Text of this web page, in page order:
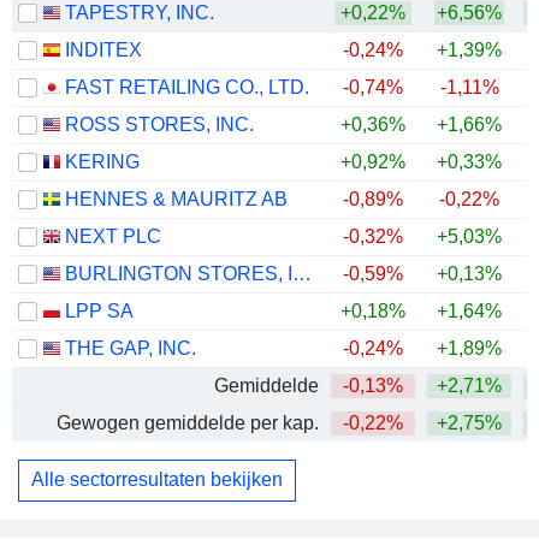
TAPESTRY, INC. +0,22% +6,56%
INDITEX
-0,24% +1,39%
FAST RETAILING CO., LTD.
-0,74% -1,11%
ROSS STORES, INC.
+0,36% +1,66%
KERING
+0,92% +0,33%
HENNES & MAURITZ AB
-0,89% -0,22%
NEXT PLC
-0,32% +5,03%
BURLINGTON STORES, INC.
-0,59% +0,13%
LPP SA
+0,18% +1,64%
THE GAP, INC.
-0,24% +1,89%
Gemiddelde
-0,13% +2,71%
Gewogen gemiddelde per kap.
-0,22% +2,75%
Alle sectorresultaten bekijken